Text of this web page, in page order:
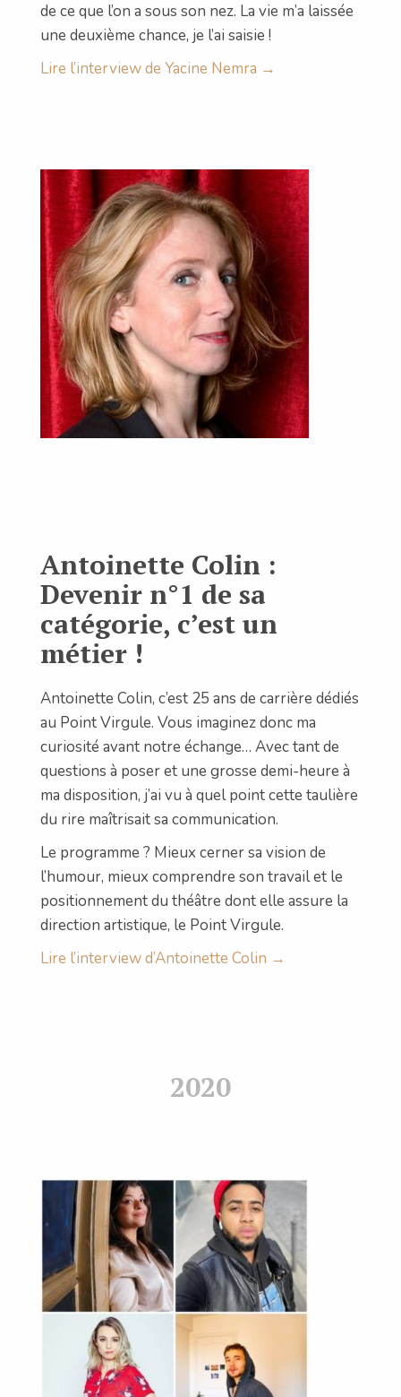
de ce que l’on a sous son nez. La vie m’a laissée
une deuxième chance, je l’ai saisie !
Lire l’interview de Yacine Nemra →
Antoinette Colin :
Devenir n°1 de sa
catégorie, c’est un
métier !
Antoinette Colin, c’est 25 ans de carrière dédiés
au Point Virgule. Vous imaginez donc ma
curiosité avant notre échange… Avec tant de
questions à poser et une grosse demi-heure à
ma disposition, j’ai vu à quel point cette taulière
du rire maîtrisait sa communication.
Le programme ? Mieux cerner sa vision de
l’humour, mieux comprendre son travail et le
positionnement du théâtre dont elle assure la
direction artistique, le Point Virgule.
Lire l’interview d’Antoinette Colin →
2020